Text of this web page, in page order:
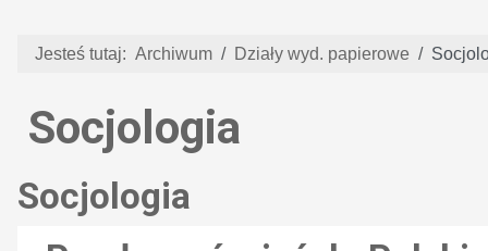
Jesteś tutaj: Archiwum Działy wyd. papierowe
Socjologia
Socjologia